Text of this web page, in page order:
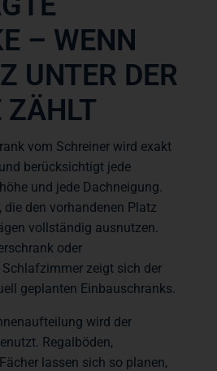
WENN D
DER S
vom Schreiner wird exakt
berücksichtigt jede
und jede Dachneigung.
die den vorhandenen Platz
vollständig ausnutzen.
oder
zeigt sich der
geplanten Einbauschranks.
wird der
Regalböden,
lassen sich so planen,